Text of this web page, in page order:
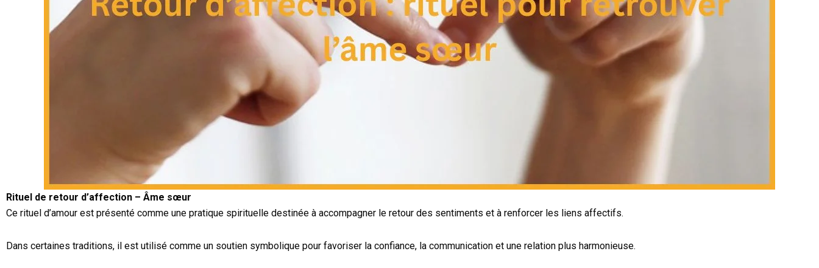
Rituel de retour d’affection – Âme sœur
Ce rituel d’amour est présenté comme une pratique spirituelle destinée à accompagner le retour des sentiments et à renforcer les liens affectifs.
Dans certaines traditions, il est utilisé comme un soutien symbolique pour favoriser la confiance, la communication et une relation plus harmonieuse.